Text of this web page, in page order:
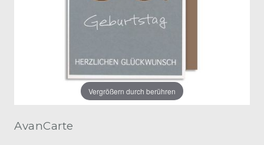
Vergrößern durch berühren
AvanCarte